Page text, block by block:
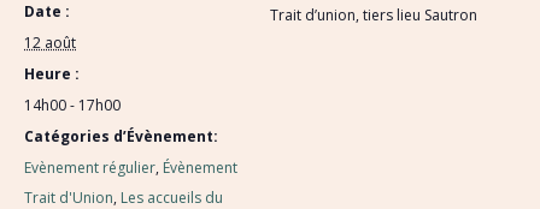
Date :
12 août
Heure :
14h00 - 17h00
Catégories d’Évènement:
Evènement régulier, Évènement
Trait d'Union, Les accueils du
Trait d’union, tiers lieu Sautron